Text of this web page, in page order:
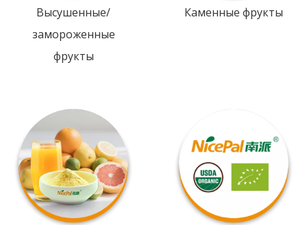
Высушенные/
замороженные
фрукты
Каменные фрукты